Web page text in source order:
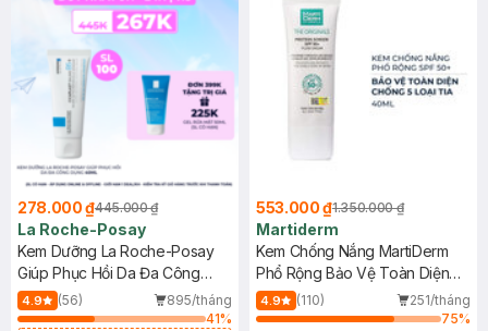
278.000 ₫445.000 ₫
La Roche-Posay
Kem Dưỡng La Roche-Posay
Giúp Phục Hồi Da Đa Công
Dụng 40ml
4.9 (56)
895/tháng
41%
553.000 ₫1.350.000 ₫
Martiderm
Kem Chống Nắng MartiDerm
Phổ Rộng Bảo Vệ Toàn Diện
40ml
4.9 (110)
251/tháng
75%